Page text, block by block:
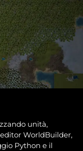
unità,
WorldBuilder,
Python e il